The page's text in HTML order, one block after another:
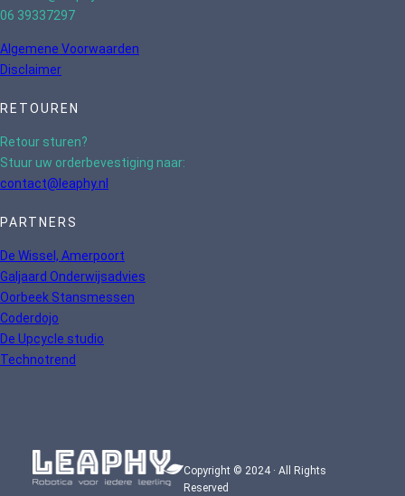
06 39337297
Algemene Voorwaarden
Disclaimer
RETOUREN
Retour sturen?
Stuur uw orderbevestiging naar:
contact@leaphy.nl
PARTNERS
De Wissel, Amerpoort
Galjaard Onderwijsadvies
Oorbeek Stansmessen
Coderdojo
De Upcycle studio
Technotrend
Copyright © 2024 · All Rights
Reserved